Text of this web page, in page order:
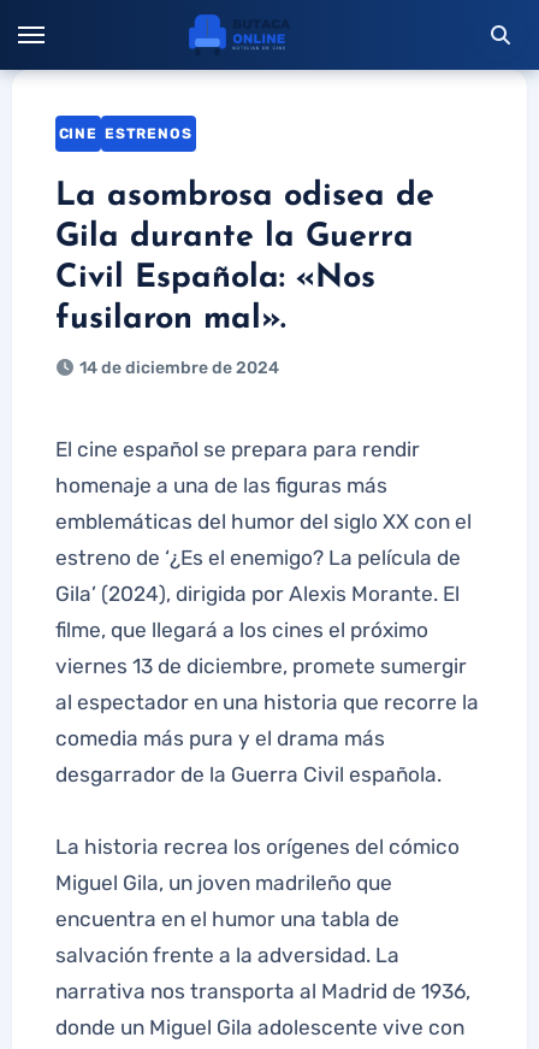
contenido
CINE ESTRENOS
La asombrosa odisea de
Gila durante la Guerra
Civil Española: «Nos
fusilaron mal».
14 de diciembre de 2024
El cine español se prepara para rendir
homenaje a una de las figuras más
emblemáticas del humor del siglo XX con el
estreno de ‘¿Es el enemigo? La película de
Gila’ (2024), dirigida por Alexis Morante. El
filme, que llegará a los cines el próximo
viernes 13 de diciembre, promete sumergir
al espectador en una historia que recorre la
comedia más pura y el drama más
desgarrador de la Guerra Civil española.
La historia recrea los orígenes del cómico
Miguel Gila, un joven madrileño que
encuentra en el humor una tabla de
salvación frente a la adversidad. La
narrativa nos transporta al Madrid de 1936,
donde un Miguel Gila adolescente vive con